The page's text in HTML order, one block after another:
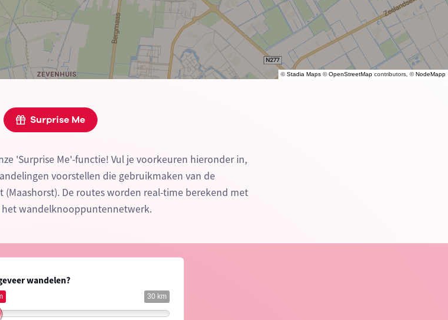
©Stadia Maps ©OpenStreetMap contributors, ©NodeMapp
Surprise Me
'Surprise Me'-functie! Vul je voorkeuren hieronder in,
voorstellen die gebruikmaken van de
De routes worden real-time berekend met
het wandelknooppuntennetwerk.
wandelen?
30 km